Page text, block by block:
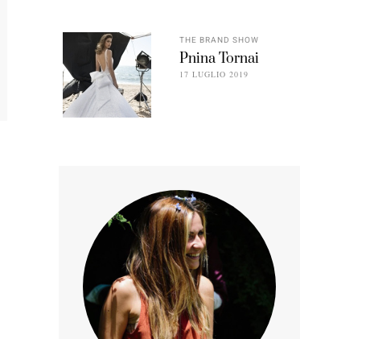
THE BRAND SHOW
Pnina Tornai
17 LUGLIO 2019